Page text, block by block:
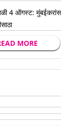
4 ऑगस्ट:
MORE